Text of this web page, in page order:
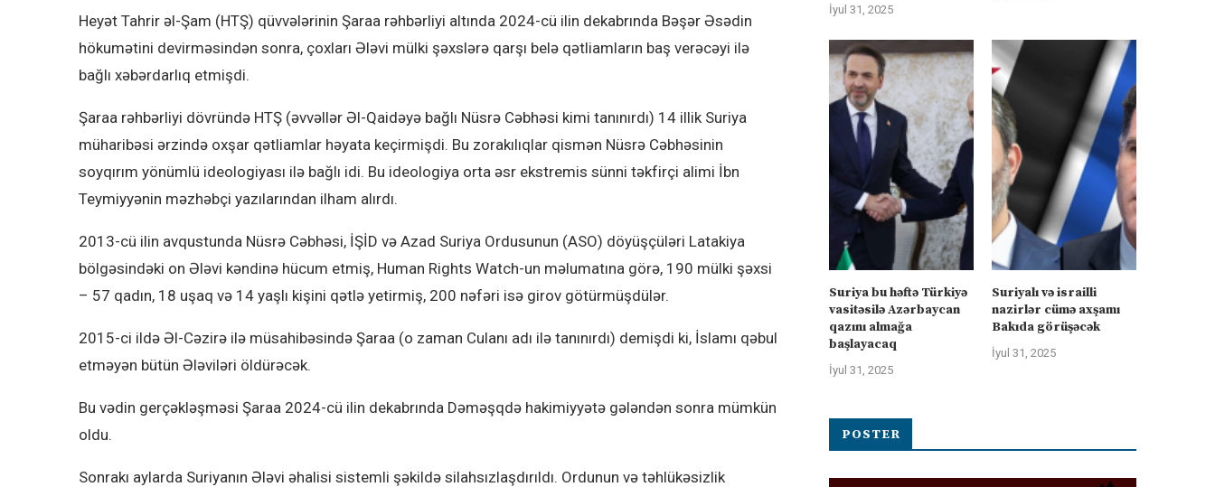
Heyət Tahrir əl-Şam (HTŞ) qüvvələrinin Şaraa rəhbərliyi altında 2024-cü ilin dekabrında Bəşər Əsədin
hökumətini devirməsindən sonra, çoxları Ələvi mülki şəxslərə qarşı belə qətliamların baş verəcəyi ilə
bağlı xəbərdarlıq etmişdi.
Şaraa rəhbərliyi dövründə HTŞ (əvvəllər Əl-Qaidəyə bağlı Nüsrə Cəbhəsi kimi tanınırdı) 14 illik Suriya
müharibəsi ərzində oxşar qətliamlar həyata keçirmişdi. Bu zorakılıqlar qismən Nüsrə Cəbhəsinin
soyqırım yönümlü ideologiyası ilə bağlı idi. Bu ideologiya orta əsr ekstremis sünni təkfirçi alimi İbn
Teymiyyənin məzhəbçi yazılarından ilham alırdı.
2013-cü ilin avqustunda Nüsrə Cəbhəsi, İŞİD və Azad Suriya Ordusunun (ASO) döyüşçüləri Latakiya
bölgəsindəki on Ələvi kəndinə hücum etmiş, Human Rights Watch-un məlumatına görə, 190 mülki şəxsi
– 57 qadın, 18 uşaq və 14 yaşlı kişini qətlə yetirmiş, 200 nəfəri isə girov götürmüşdülər.
2015-ci ildə Əl-Cəzirə ilə müsahibəsində Şaraa (o zaman Culanı adı ilə tanınırdı) demişdi ki, İslamı qəbul
etməyən bütün Ələviləri öldürəcək.
Bu vədin gerçəkləşməsi Şaraa 2024-cü ilin dekabrında Dəməşqdə hakimiyyətə gələndən sonra mümkün
oldu.
Sonrakı aylarda Suriyanın Ələvi əhalisi sistemli şəkildə silahsızlaşdırıldı. Ordunun və təhlükəsizlik
İyul 31, 2025
Suriya bu həftə Türkiyə
vasitəsilə Azərbaycan
qazını almağa
başlayacaq
İyul 31, 2025
Suriyalı və israilli
nazirlər cümə axşamı
Bakıda görüşəcək
İyul 31, 2025
POSTER